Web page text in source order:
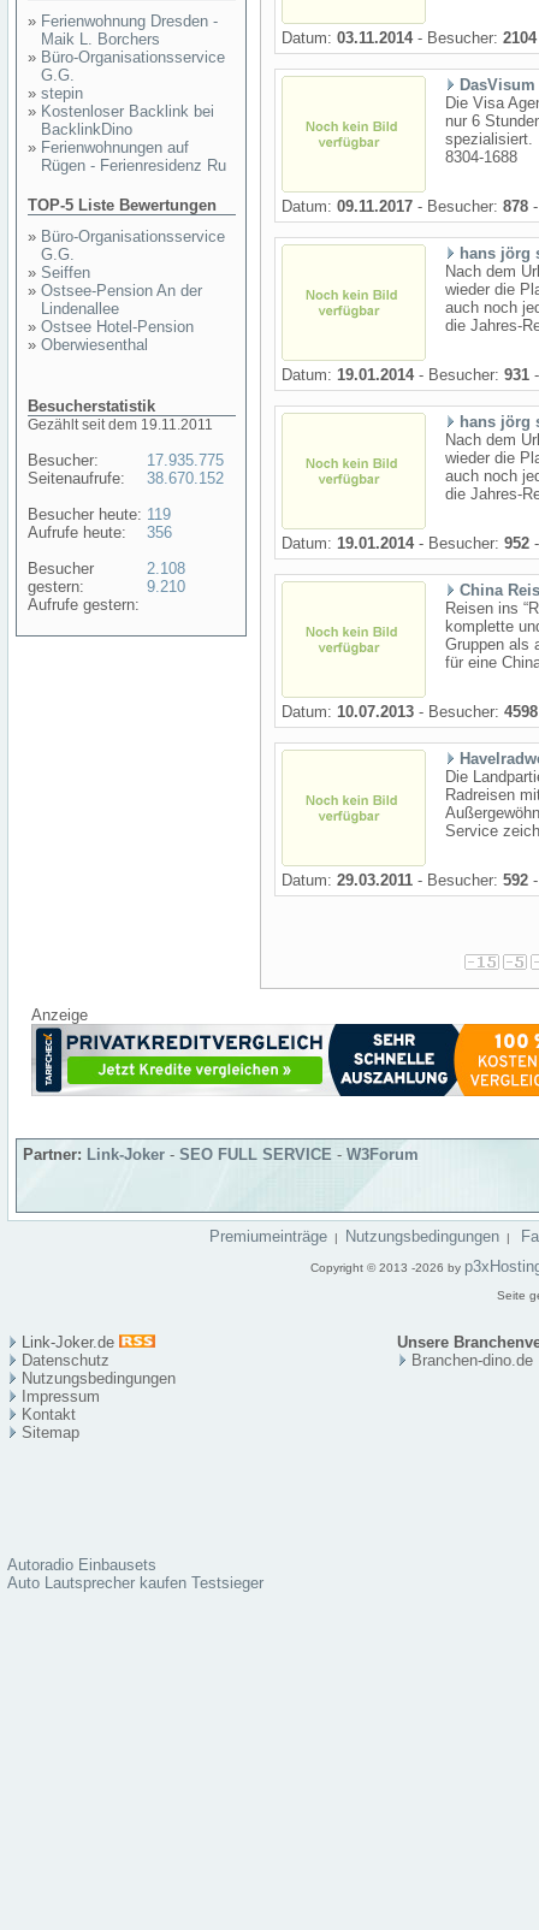
» Ferienwohnung Dresden -
Maik L. Borchers
» Büro-Organisationsservice
G.G.
» stepin
» Kostenloser Backlink bei
BacklinkDino
» Ferienwohnungen auf
Rügen - Ferienresidenz Ru
TOP-5 Liste Bewertungen
» Büro-Organisationsservice
G.G.
» Seiffen
» Ostsee-Pension An der
Lindenallee
» Ostsee Hotel-Pension
» Oberwiesenthal
Besucherstatistik
Gezählt seit dem 19.11.2011
Besucher:
Seitenaufrufe:
Besucher heute:
Aufrufe heute:
Besucher
gestern:
Aufrufe gestern:
17.935.775
38.670.152
119
356
2.108
9.210
Datum: 03.11.2014- Besucher: 2104
DasVisum
Die Visa
nur 6
spezialisiert.
8304-1688
Datum: 09.11.2017 - Besucher: 878
hans jörg
Nach dem
wieder die
auch noch
die Jahres-
Datum: 19.01.2014- Besucher: 931
hans jörg
Nach dem
wieder die
auch noch
die Jahres-
Datum: 19.01.2014- Besucher: 952
China
Reisen ins
komplette
Gruppen als
für eine
Datum: 10.07.2013 - Besucher: 4598
Die
Radreisen
Service
Datum: 29.03.2011 - Besucher: 592
Anzeige
Partner: Link-Joker - SEO FULL SERVICE - W3Forum
Premiumeinträge | Nutzungsbedingungen |
Copyright © 2013 -2026 by
Seite
Link-Joker.de
Unsere
Datenschutz
Nutzungsbedingungen
Impressum
Kontakt
Sitemap
Branchen-dino.de
Autoradio Einbausets
Auto Lautsprecher kaufen Testsieger